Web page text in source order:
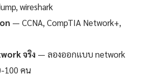
wireshark
— CCNA, CompTIA Network+,
จริง — ลองออกแบบ network
100 คน